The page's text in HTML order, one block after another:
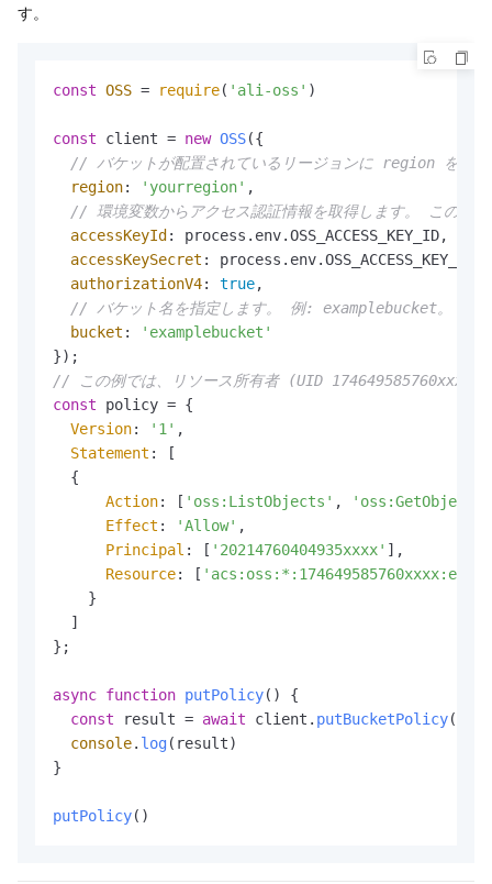
す。
const OSS = require( 'ali-oss' )
const client = new OSS({
// バケットが配置されているリージョンに region を設
region: 'yourregion' ,
// 環境変数からアクセス認証情報を取得します。 このサン
accessKeyId : process. env.OSS_ACCESS_KEY_ID,
accessKeySecret : process. env.
authorizationV4: true,
// バケット名を指定します。 例: examplebucket。
bucket :
'examplebucket'
// この例では、リソース所有者 (UID 174649585760xxxx
const policy = {
Version: '1' ,
Statement : [
  {
Action: [ 'oss:ListObjects' , 'oss:GetObject'
Effect : 'Allow' ,
Principal : [ '20214760404935xxxx' ],
Resource: [
    }
  ]
};
async function putPolicy( ) {
const result = await client. putBucketPolicy(
console. log(result)
}
putPolicy()